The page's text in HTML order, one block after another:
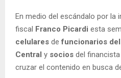
En medio del escándalo por la
fiscal Franco Picardi esta
celulares defuncionarios
Central y socios del financista
cruzar el contenido en busca